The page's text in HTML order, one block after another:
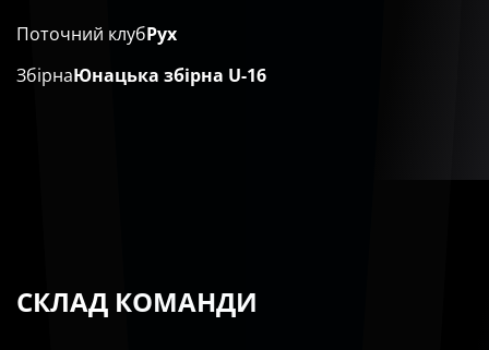
Поточний клубРух
ЗбірнаЮнацька збірна U-16
СКЛАД КОМАНДИ